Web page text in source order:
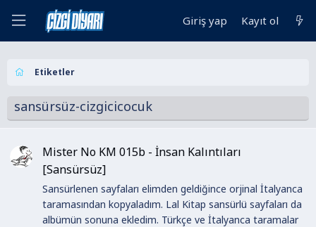
Giriş yap Kayıt ol
Etiketler
sansürsüz-cizgicicocuk
Mister No KM 015b - İnsan Kalıntıları
[Sansürsüz]
Sansürlenen sayfaları elimden geldiğince orjinal İtalyanca
taramasından kopyaladım. Lal Kitap sansürlü sayfaları da
albümün sonuna ekledim. Türkçe ve İtalyanca taramalar